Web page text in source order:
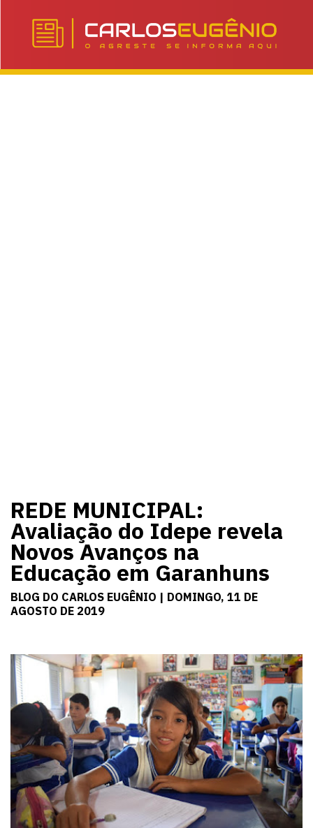
REDE MUNICIPAL:
Avaliação do Idepe revela
Novos Avanços na
Educação em Garanhuns
BLOG DO CARLOS EUGÊNIO | DOMINGO, 11 DE
AGOSTO DE 2019